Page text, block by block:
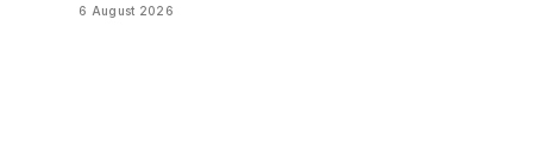
6 August 2026